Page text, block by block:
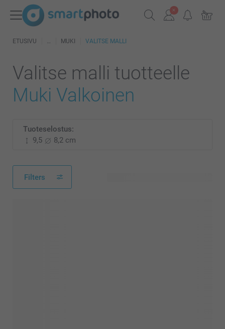
ETUSIVU MUKI VALITSE MALLI
Valitse malli tuotteelle
Muki Valkoinen
Tuoteselostus:
9,5
8,2 cm
Filters